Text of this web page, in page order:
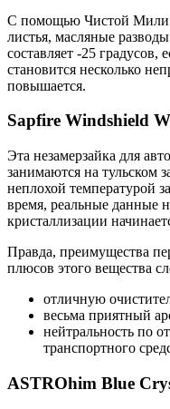
С помощью Чистой Мили
листья, масляные
составляет -25 градусов,
становится несколько
повышается.
Sapfire Windshield
Эта незамерзайка для
занимаются на тульском
неплохой температурой
время, реальные данные
кристаллизации
Правда, преимущества
плюсов этого вещества
отличную
весьма приятный
нейтральность по
транспортного
ASTROhim Blue